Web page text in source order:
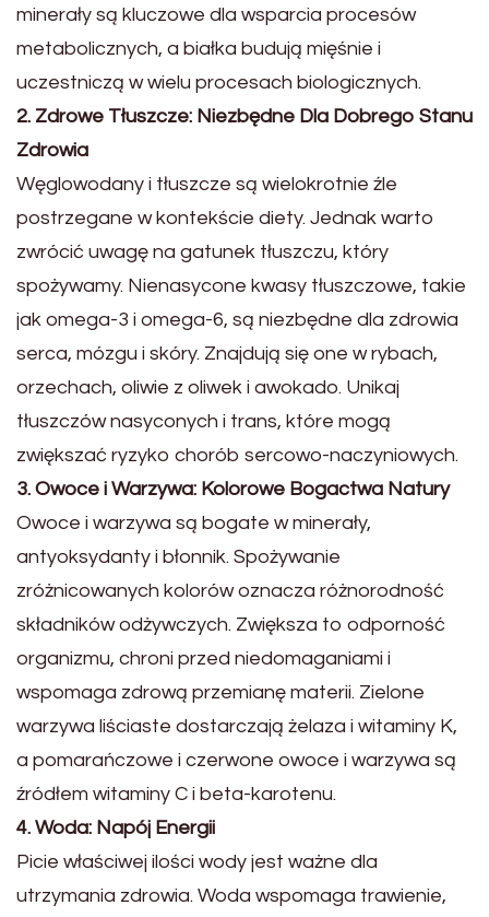
minerały są kluczowe dla wsparcia procesów
metabolicznych, a białka budują mięśnie i
uczestniczą w wielu procesach biologicznych.
2. Zdrowe Tłuszcze: Niezbędne Dla Dobrego Stanu
Zdrowia
Węglowodany i tłuszcze są wielokrotnie źle
postrzegane w kontekście diety. Jednak warto
zwrócić uwagę na gatunek tłuszczu, który
spożywamy. Nienasycone kwasy tłuszczowe, takie
jak omega-3 i omega-6, są niezbędne dla zdrowia
serca, mózgu i skóry. Znajdują się one w rybach,
orzechach, oliwie z oliwek i awokado. Unikaj
tłuszczów nasyconych i trans, które mogą
zwiększać ryzyko chorób sercowo-naczyniowych.
3. Owoce i Warzywa: Kolorowe Bogactwa Natury
Owoce i warzywa są bogate w minerały,
antyoksydanty i błonnik. Spożywanie
zróżnicowanych kolorów oznacza różnorodność
składników odżywczych. Zwiększa to odporność
organizmu, chroni przed niedomaganiami i
wspomaga zdrową przemianę materii. Zielone
warzywa liściaste dostarczają żelaza i witaminy K,
a pomarańczowe i czerwone owoce i warzywa są
źródłem witaminy C i beta-karotenu.
4. Woda: Napój Energii
Picie właściwej ilości wody jest ważne dla
utrzymania zdrowia. Woda wspomaga trawienie,